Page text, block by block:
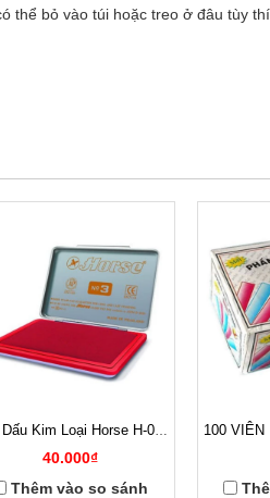
thể bỏ vào túi hoặc treo ở đâu tùy
Hộp Dấu Kim Loại Horse H-03 54x85mm
40.000₫
Thêm vào so sánh